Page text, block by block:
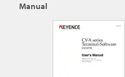
Manual